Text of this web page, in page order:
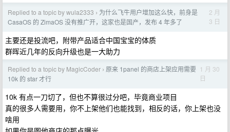
Replied to a topic by wula2333 › 为什么飞牛用户增加这么快，前身是
CasaOS 的 ZimaOS 没有推广开，这家也是国产，发布 4 年多了
2 月
3 日
主要还是投流吧，附带产品适合中国宝宝的体质
群晖近几年的反向升级也是一大助力
Replied to a topic by MagicCoder › 原来 1panel 的商店上架应用需要
10k 的 star 才行
1 月 30
日
10k 有点一刀切了，但也不算很过分吧，毕竟商业项目
真的很多人需要用，你不上架他们也能找到，相反的话，你上架也没
啥用